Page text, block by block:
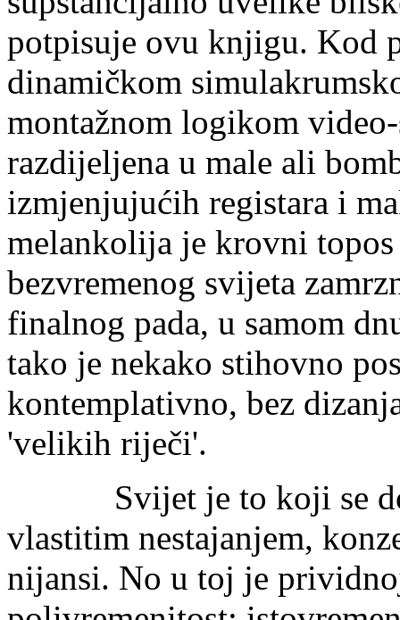
potpisuje ovu knjigu. Kod
dinamičkom
montažnom logikom
razdijeljena u male ali
izmjenjujućih registara i
melankolija je krovni
bezvremenog svijeta
finalnog pada, u samom
tako je nekako stihovno
kontemplativno, bez
'velikih riječi'.
Svijet je to koji se
vlastitim nestajanjem,
nijansi. No u toj je